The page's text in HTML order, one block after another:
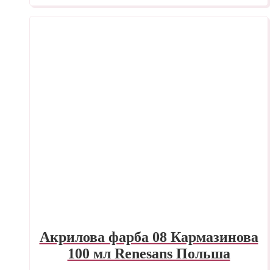
Акрилова фарба 08 Кармазинова
100 мл Renesans Польша